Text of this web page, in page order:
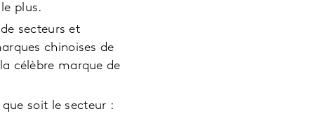
plus.
secteurs et
chinoises de
célèbre marque de
soit le secteur :